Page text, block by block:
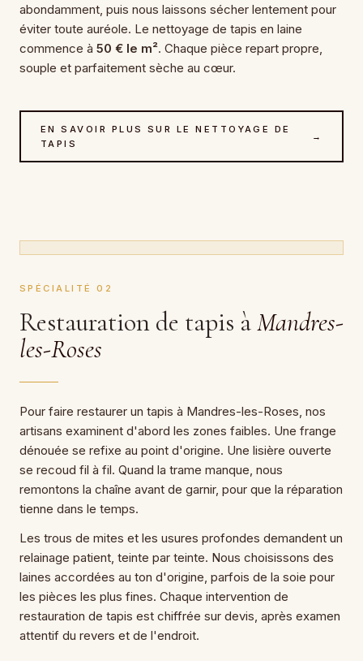
abondamment, puis nous laissons sécher lentement pour
éviter toute auréole. Le nettoyage de tapis en laine
commence à 50 € le m². Chaque pièce repart propre,
souple et parfaitement sèche au cœur.
EN SAVOIR PLUS SUR LE NETTOYAGE DE
TAPIS
→
SPÉCIALITÉ 02
Restauration de tapis àMandres-
les-Roses
Pour faire restaurer un tapis à Mandres-les-Roses, nos
artisans examinent d'abord les zones faibles. Une frange
dénouée se refixe au point d'origine. Une lisière ouverte
se recoud fil à fil. Quand la trame manque, nous
remontons la chaîne avant de garnir, pour que la réparation
tienne dans le temps.
Les trous de mites et les usures profondes demandent un
relainage patient, teinte par teinte. Nous choisissons des
laines accordées au ton d'origine, parfois de la soie pour
les pièces les plus fines. Chaque intervention de
restauration de tapis est chiffrée sur devis, après examen
attentif du revers et de l'endroit.